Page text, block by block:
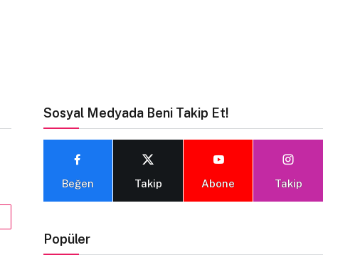
Sosyal Medyada Beni Takip Et!
Beğen Takip Abone Takip
Popüler